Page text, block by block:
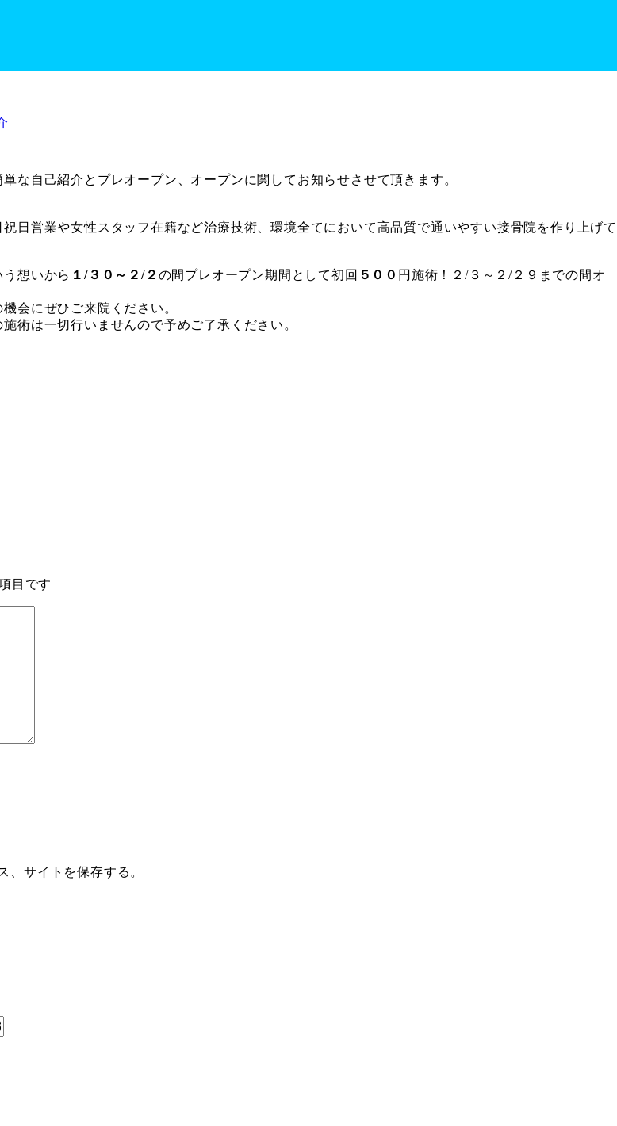
な自己紹介とプレオープン、オープンに関してお知らせさせて頂きます。
日営業や女性スタッフ在籍など治療技術、環境全てにおいて高品質で通いやすい接骨院を作り上げて
想いから １/３０～２/２ の間プレオープン期間として初回 ５００ 円施術！ ２/３～２/２９ までの間オ
会にぜひご来院ください。
術は一切行いませんので予めご了承ください。
目です
、サイトを保存する。